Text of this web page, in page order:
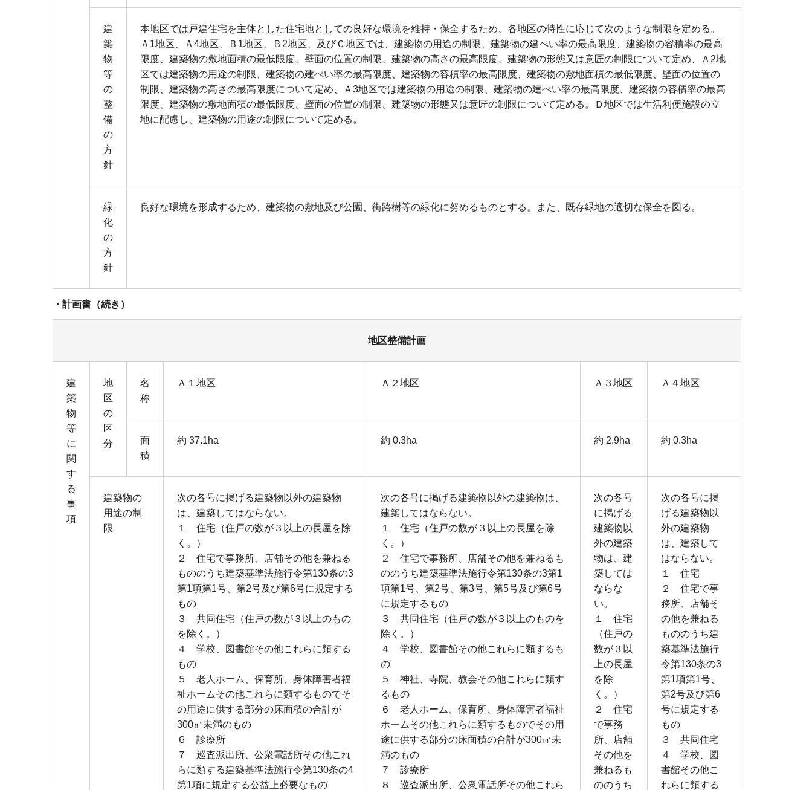
建
築
物
等
の
整
備
の
方
針
本地区では戸建住宅を主体とした住宅地としての良好な環境を維持・保全するため、各地区の特性に応じて次のような制限を定める。
Ａ1地区、Ａ4地区、Ｂ1地区、Ｂ2地区、及びＣ地区では、建築物の用途の制限、建築物の建ぺい率の最高限度、建築物の容積率の最高
限度、建築物の敷地面積の最低限度、壁面の位置の制限、建築物の高さの最高限度、建築物の形態又は意匠の制限について定め、Ａ2地
区では建築物の用途の制限、建築物の建ぺい率の最高限度、建築物の容積率の最高限度、建築物の敷地面積の最低限度、壁面の位置の
制限、建築物の高さの最高限度について定め、Ａ3地区では建築物の用途の制限、建築物の建ぺい率の最高限度、建築物の容積率の最高
限度、建築物の敷地面積の最低限度、壁面の位置の制限、建築物の形態又は意匠の制限について定める。Ｄ地区では生活利便施設の立
地に配慮し、建築物の用途の制限について定める。
緑
化
の
方
針
良好な環境を形成するため、建築物の敷地及び公園、街路樹等の緑化に努めるものとする。また、既存緑地の適切な保全を図る。
・計画書（続き）
地区整備計画
建
築
物
等
に
関
す
る
事
項
地
区
の
区
分
名
称
Ａ１地区 Ａ２地区 Ａ３地区 Ａ４地区
面
積
約 37.1ha 約 0.3ha 約 2.9ha 約 0.3ha
建築物の
用途の制
限
次の各号に掲げる建築物以外の建築物
は、建築してはならない。
１ 住宅（住戸の数が３以上の長屋を除
く。）
２ 住宅で事務所、店舗その他を兼ねる
もののうち建築基準法施行令第130条の3
第1項第1号、第2号及び第6号に規定する
もの
３ 共同住宅（住戸の数が３以上のもの
を除く。）
４ 学校、図書館その他これらに類する
もの
５ 老人ホーム、保育所、身体障害者福
祉ホームその他これらに類するものでそ
の用途に供する部分の床面積の合計が
300㎡未満のもの
６ 診療所
７ 巡査派出所、公衆電話所その他これ
らに類する建築基準法施行令第130条の4
第1項に規定する公益上必要なもの
次の各号に掲げる建築物以外の建築物は、
建築してはならない。
１ 住宅（住戸の数が３以上の長屋を除
く。）
２ 住宅で事務所、店舗その他を兼ねるも
ののうち建築基準法施行令第130条の3第1
項第1号、第2号、第3号、第5号及び第6号
に規定するもの
３ 共同住宅（住戸の数が３以上のものを
除く。）
４ 学校、図書館その他これらに類するも
の
５ 神社、寺院、教会その他これらに類す
るもの
６ 老人ホーム、保育所、身体障害者福祉
ホームその他これらに類するものでその用
途に供する部分の床面積の合計が300㎡未
満のもの
７ 診療所
８ 巡査派出所、公衆電話所その他これら
次の各号
に掲げる
建築物以
外の建築
物は、建
築しては
ならな
い。
１ 住宅
（住戸の
数が３以
上の長屋
を除
く。）
２ 住宅
で事務
所、店舗
その他を
兼ねるも
ののうち
次の各号に掲
げる建築物以
外の建築物
は、建築して
はならない。
１ 住宅
２ 住宅で事
務所、店舗そ
の他を兼ねる
もののうち建
築基準法施行
令第130条の3
第1項第1号、
第2号及び第6
号に規定する
もの
３ 共同住宅
４ 学校、図
書館その他こ
れらに類する